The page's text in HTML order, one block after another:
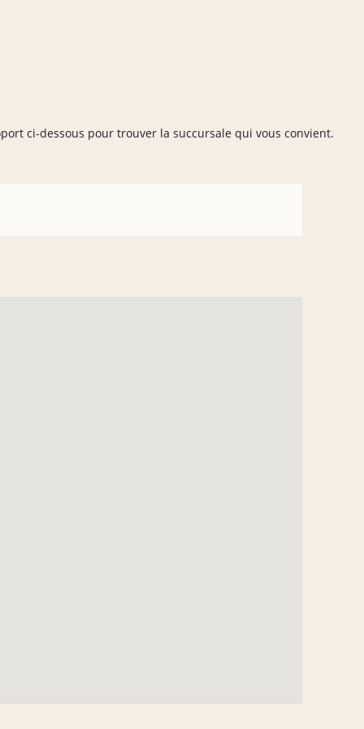
ci-dessous pour trouver la succursale qui vous convient.